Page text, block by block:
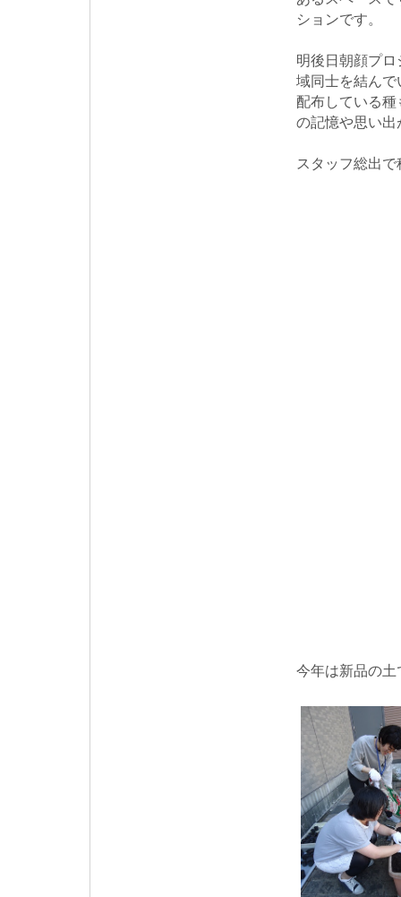
ションです。
明後日朝顔プ
域同士を結ん
配布している
の記憶や思い
スタッフ総出
今年は新品の